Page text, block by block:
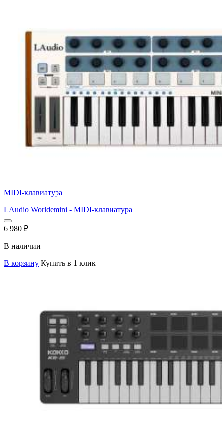
MIDI-клавиатура
LAudio Worldemini - MIDI-клавиатура
6 980 ₽
В наличии
В корзину Купить в 1 клик